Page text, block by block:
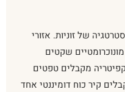
של זוניות. אזורי
שקטים
מקבלים טפטים
קיר כוח דומיננטי אחד